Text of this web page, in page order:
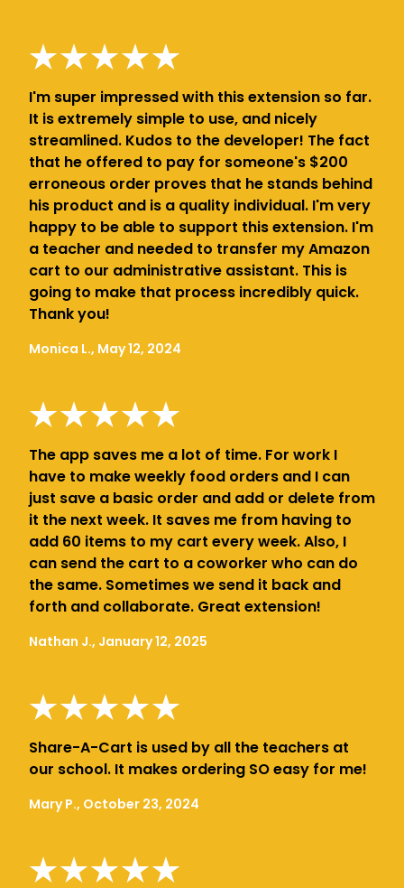
I'm super impressed with this extension so far.
It is extremely simple to use, and nicely
streamlined. Kudos to the developer! The fact
that he offered to pay for someone's $200
erroneous order proves that he stands behind
his product and is a quality individual. I'm very
happy to be able to support this extension. I'm
a teacher and needed to transfer my Amazon
cart to our administrative assistant. This is
going to make that process incredibly quick.
Thank you!
Monica L., May 12, 2024
The app saves me a lot of time. For work I
have to make weekly food orders and I can
just save a basic order and add or delete from
it the next week. It saves me from having to
add 60 items to my cart every week. Also, I
can send the cart to a coworker who can do
the same. Sometimes we send it back and
forth and collaborate. Great extension!
Nathan J., January 12, 2025
Share-A-Cart is used by all the teachers at
our school. It makes ordering SO easy for me!
Mary P., October 23, 2024